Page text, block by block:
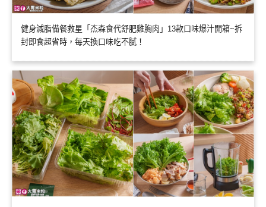
健身減脂備餐救星「杰森食代舒肥雞胸肉」13款口味爆汁開箱~拆
封即食超省時，每天換口味吃不膩！